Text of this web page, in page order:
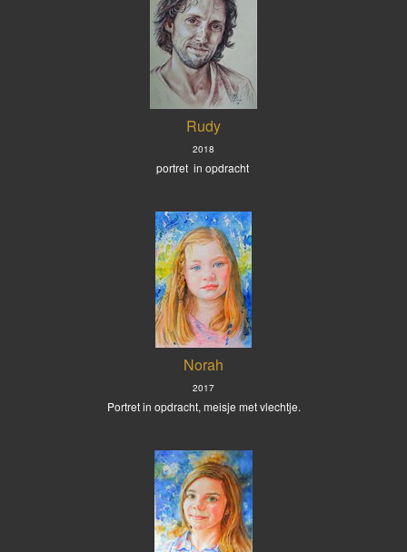
Rudy
2018
portret in opdracht
Norah
2017
Portret in opdracht, meisje met vlechtje.